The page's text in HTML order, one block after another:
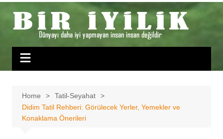
Home
Tatil-Seyahat
Didim Tatil Rehberi: Görülecek Yerler, Yemekler ve
Konaklama Önerileri